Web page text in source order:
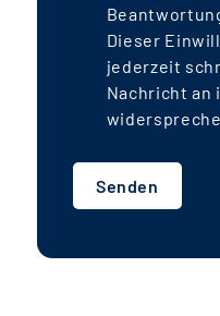
Dieser
jederzeit
Nachricht an
Senden